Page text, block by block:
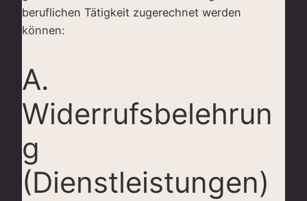
beruflichen Tätigkeit zugerechnet werden
können:
A.
Widerrufsbelehrun
g
(Dienstleistungen)